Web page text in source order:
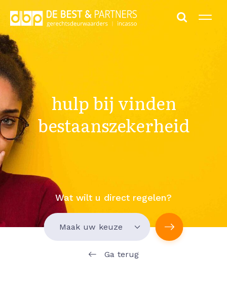
hulp bij vinden
bestaanszekerheid
Wat wilt u direct regelen?
Ga terug